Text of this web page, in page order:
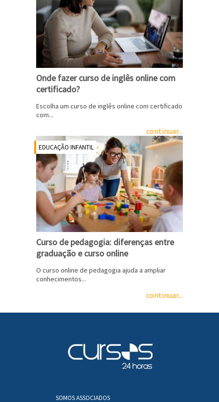
Onde fazer curso de inglês online com
certificado?
Escolha um curso de inglês online com certificado
com...
continuar...
EDUCAÇÃO INFANTIL
Curso de pedagogia: diferenças entre
graduação e curso online
O curso online de pedagogia ajuda a ampliar
conhecimentos...
continuar...
SOMOS ASSOCIADOS